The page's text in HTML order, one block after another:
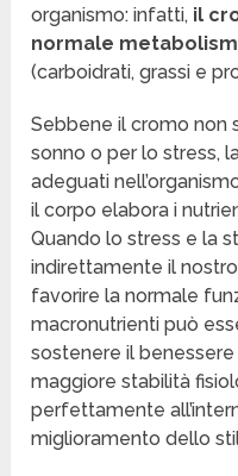
organismo: infatti, il
normale
(carboidrati, grassi e
Sebbene il cromo non
sonno o per lo stress,
adeguati
il corpo elabora i
Quando lo stress e la
indirettamente il
favorire la normale
macronutrienti può
sostenere il
maggiore stabilità
perfettamente
miglioramento dello